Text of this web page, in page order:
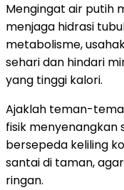
Mengingat air putih
menjaga hidrasi
metabolisme,
sehari dan hindari
yang tinggi kalori.
Ajaklah teman-
fisik
bersepeda keliling
santai di taman,
ringan.